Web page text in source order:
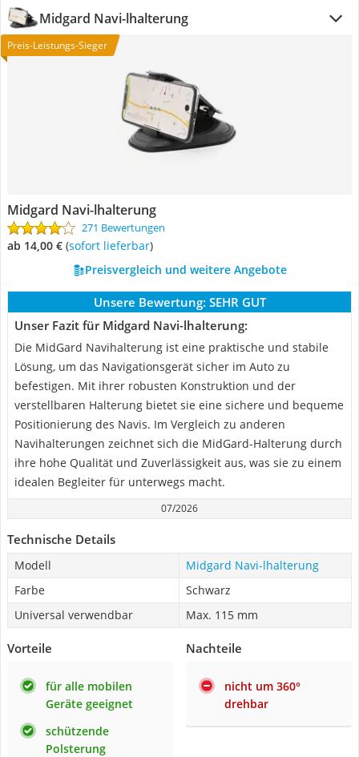
Midgard Navi-lhalterung
Preis-Leistungs-Sieger
Midgard Navi-lhalterung
271 Bewertungen
ab 14,00 € ( Sofort lieferbar)
Preisvergleich und weitere Angebote
Unsere Bewertung: SEHR GUT
Unser Fazit für Midgard Navi-lhalterung:
Die MidGard Navihalterung ist eine praktische und stabile
Lösung, um das Navigationsgerät sicher im Auto zu
befestigen. Mit ihrer robusten Konstruktion und der
verstellbaren Halterung bietet sie eine sichere und bequeme
Positionierung des Navis. Im Vergleich zu anderen
Navihalterungen zeichnet sich die MidGard-Halterung durch
ihre hohe Qualität und Zuverlässigkeit aus, was sie zu einem
idealen Begleiter für unterwegs macht.
07/2026
Technische Details
Modell
Midgard Navi-lhalterung
Farbe
Schwarz
Universal verwendbar
Max. 115 mm
Vorteile
für alle mobilen
Geräte geeignet
schützende
Polsterung
Nachteile
nicht um 360°
drehbar